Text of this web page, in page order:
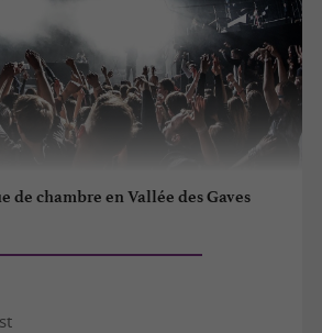
de chambre en Vallée des Gaves